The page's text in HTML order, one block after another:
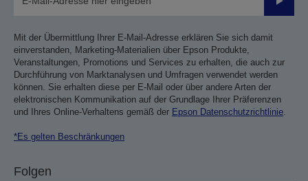
Mit der Übermittlung Ihrer E-Mail-Adresse erklären Sie sich damit
einverstanden, Marketing-Materialien über Epson Produkte,
Veranstaltungen, Promotions und Services zu erhalten, die auch zur
Durchführung von Marktanalysen und Umfragen verwendet werden
können. Sie erhalten diese per E-Mail oder über andere Arten der
elektronischen Kommunikation auf der Grundlage Ihrer Präferenzen
und Ihres Online-Verhaltens gemäß der Epson Datenschutzrichtlinie
*Es gelten Beschränkungen
Folgen